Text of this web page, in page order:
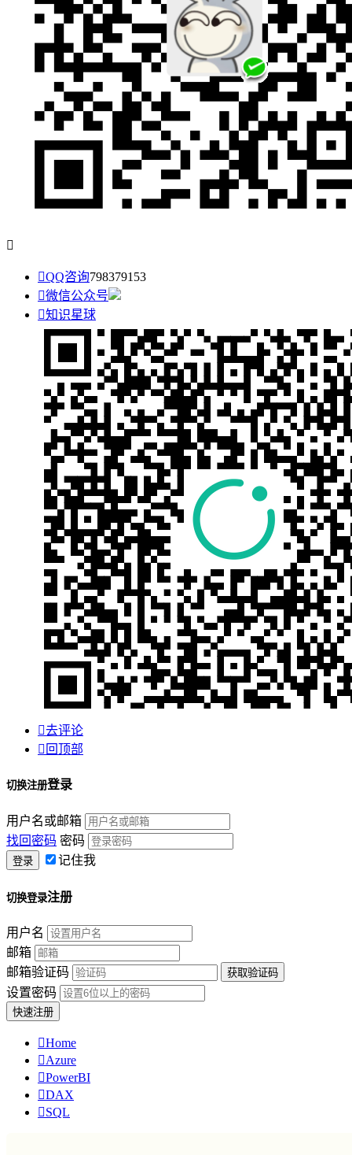

QQ咨询798379153
微信公众号
知识星球
去评论
 回顶部
切换注册登录
用户名或邮箱
找回密码 密码
记住我
切换登录注册
用户名
邮箱
邮箱验证码
设置密码
Home
Azure
PowerBI
DAX
SQL